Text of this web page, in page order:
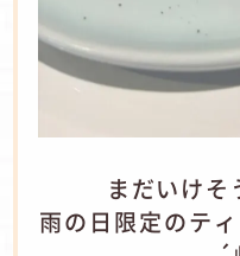
まだいけ
雨の日限定のテ